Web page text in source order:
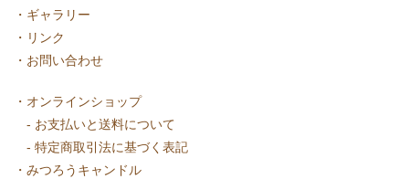
・ ギャラリー
・ リンク
・ お問い合わせ
・ オンラインショップ
- お支払いと送料について
- 特定商取引法に基づく表記
・ みつろうキャンドル